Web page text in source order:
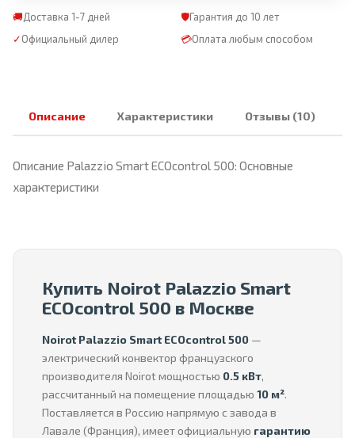
🚚Доставка 1-7 дней 🛡Гарантия до 10 лет
✓Официальный дилер 💳Оплата любым способом
Описание Характеристики Отзывы (10)
Описание Palazzio Smart ECOcontrol 500: Основные
характеристики
Купить Noirot Palazzio Smart
ECOcontrol 500 в Москве
Noirot Palazzio Smart ECOcontrol 500 —
электрический конвектор французского
производителя Noirot мощностью 0.5 кВт,
рассчитанный на помещение площадью 10 м².
Поставляется в Россию напрямую с завода в
Лавале (Франция), имеет официальную гарантию